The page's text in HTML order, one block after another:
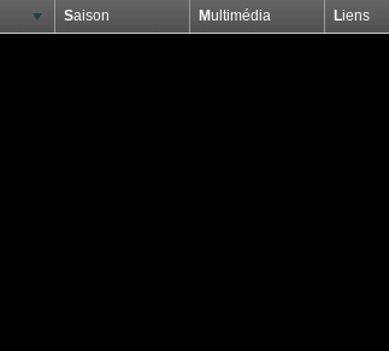
Saison Multimédia Liens